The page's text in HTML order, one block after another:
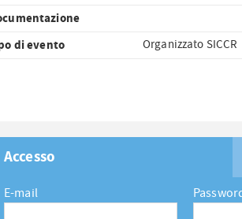
di evento
Organizzato SICCR
Accesso
E-mail